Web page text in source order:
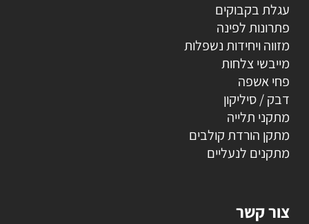
עגלת בקבוקים
פתרונות לפינה
מזווה ויחידות נשפלות
מייבשי צלחות
פחי אשפה
דבק / סיליקון
מתקני תלייה
מתקן הורדת קולבים
מתקנים לנעליים
צור קשר